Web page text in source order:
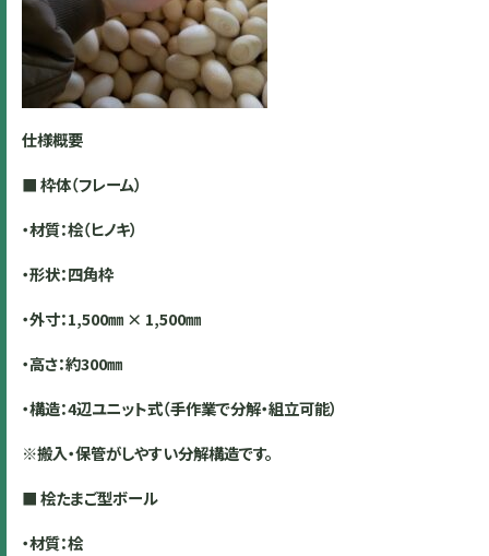
仕様概要
■枠体（フレーム）
・材質：桧（ヒノキ）
・形状：四角枠
・外寸：1,500㎜ × 1,500㎜
・高さ：約300㎜
・構造：4辺ユニット式（手作業で分解・組立可能）
※搬入・保管がしやすい分解構造です。
■桧たまご型ボール
・材質：桧